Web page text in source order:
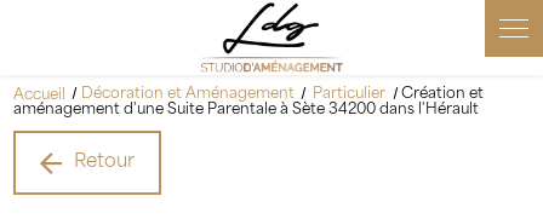
Accueil Décoration et Aménagement Particulier
Création et
aménagement d'une Suite Parentale à Sète 34200 dans l'Hérault
Retour